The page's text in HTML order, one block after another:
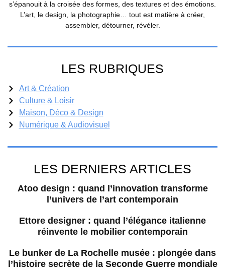
s’épanouit à la croisée des formes, des textures et des émotions.
L’art, le design, la photographie… tout est matière à créer,
assembler, détourner, révéler.
LES RUBRIQUES
Art & Création
Culture & Loisir
Maison, Déco & Design
Numérique & Audiovisuel
LES DERNIERS ARTICLES
Atoo design : quand l’innovation transforme
l’univers de l’art contemporain
Ettore designer : quand l’élégance italienne
réinvente le mobilier contemporain
Le bunker de La Rochelle musée : plongée dans
l’histoire secrète de la Seconde Guerre mondiale